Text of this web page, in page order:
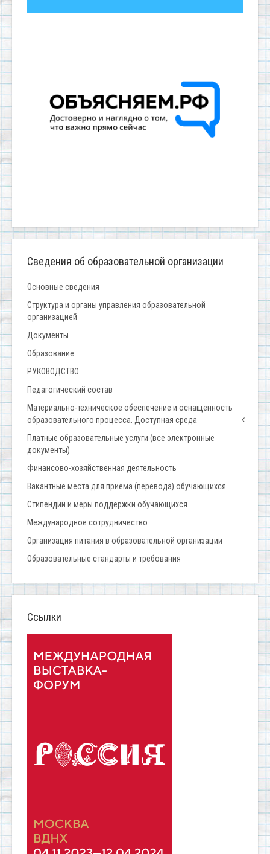
Сведения об образовательной организации
Основные сведения
Структура и органы управления образовательной
организацией
Документы
Образование
РУКОВОДСТВО
Педагогический состав
Материально-техническое обеспечение и оснащенность
образовательного процесса. Доступная среда
Платные образовательные услуги (все электронные
документы)
Финансово-хозяйственная деятельность
Вакантные места для приёма (перевода) обучающихся
Стипендии и меры поддержки обучающихся
Международное сотрудничество
Организация питания в образовательной организации
Образовательные стандарты и требования
Ссылки